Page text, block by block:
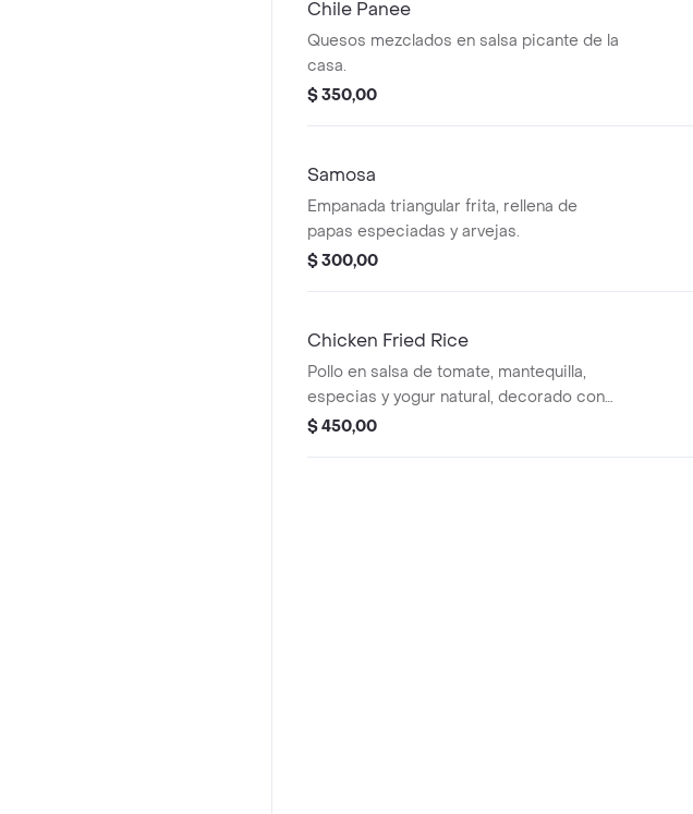
Chile Panee
Quesos mezclados en salsa picante de la
casa.
$ 350,00
Samosa
Empanada triangular frita, rellena de
papas especiadas y arvejas.
$ 300,00
Chicken Fried Rice
Pollo en salsa de tomate, mantequilla,
especias y yogur natural, decorado con
cilantro fresco.
$ 450,00